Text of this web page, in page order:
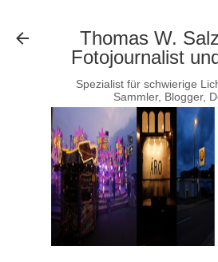
Thomas W.
Fotojournalist
Spezialist für schwierige
Sammler, Blogger,